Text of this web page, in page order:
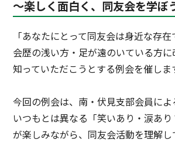
～楽しく面白く、同友会を学ぼ
「あなたにとって同友会は身近な存
会歴の浅い方・足が遠のいている方に
知っていただこうとする例会を催しま
今回の例会は、南・伏見支部会員によ
いつもとは異なる「笑いあり・涙あり
が楽しみながら、同友会活動を理解し